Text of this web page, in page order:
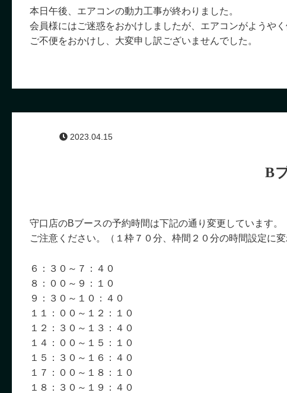
本日午後、エアコンの動力工事が終わりました。
会員様にはご迷惑をおかけしましたが、エアコンがようやく
ご不便をおかけし、大変申し訳ございませんでした。
2023.04.15
B
守口店のBブースの予約時間は下記の通り変更しています。
ご注意ください。（１枠７０分、枠間２０分の時間設定に変
６：３０～７：４０
８：００～９：１０
９：３０～１０：４０
１１：００～１２：１０
１２：３０～１３：４０
１４：００～１５：１０
１５：３０～１６：４０
１７：００～１８：１０
１８：３０～１９：４０